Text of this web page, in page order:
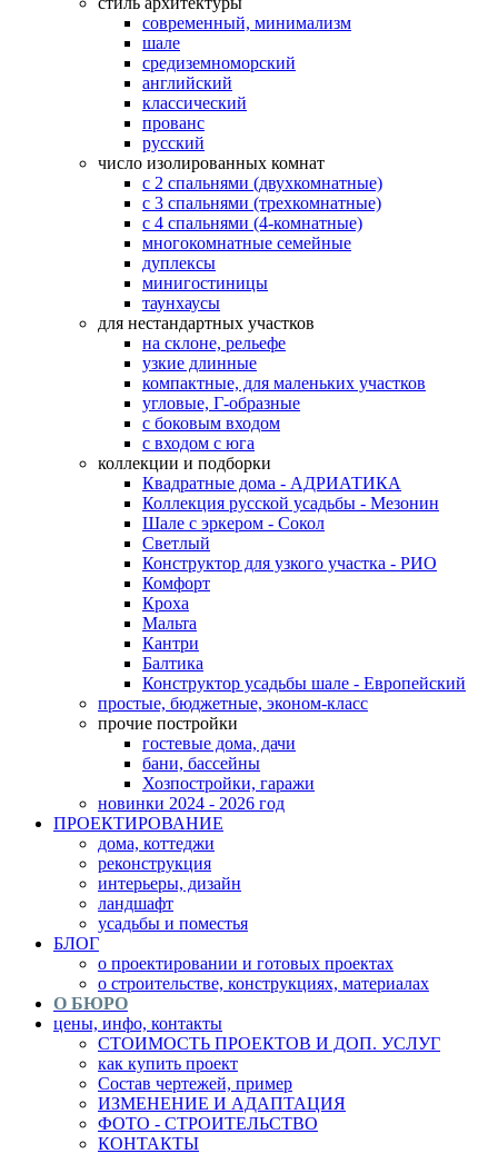
современный, минимализм
шале
средиземноморский
английский
классический
прованс
русский
число изолированных комнат
с 2 спальнями (двухкомнатные)
с 3 спальнями (трехкомнатные)
с 4 спальнями (4-комнатные)
многокомнатные семейные
дуплексы
минигостиницы
таунхаусы
для нестандартных участков
на склоне, рельефе
узкие длинные
компактные, для маленьких участков
угловые, Г-образные
с боковым входом
с входом с юга
коллекции и подборки
Квадратные дома - АДРИАТИКА
Коллекция русской усадьбы - Мезонин
Шале с эркером - Сокол
Светлый
Конструктор для узкого участка - РИО
Комфорт
Кроха
Мальта
Кантри
Балтика
Конструктор усадьбы шале - Европейский
простые, бюджетные, эконом-класс
прочие постройки
гостевые дома, дачи
бани, бассейны
Хозпостройки, гаражи
новинки 2024 - 2026 год
ПРОЕКТИРОВАНИЕ
дома, коттеджи
реконструкция
интерьеры, дизайн
ландшафт
усадьбы и поместья
БЛОГ
о проектировании и готовых проектах
о строительстве, конструкциях, материалах
О БЮРО
цены, инфо, контакты
СТОИМОСТЬ ПРОЕКТОВ И ДОП. УСЛУГ
как купить проект
Состав чертежей, пример
ИЗМЕНЕНИЕ И АДАПТАЦИЯ
ФОТО - СТРОИТЕЛЬСТВО
КОНТАКТЫ